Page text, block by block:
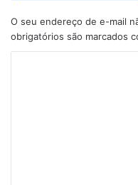
O seu endereço de e-mail
obrigatórios são marcados